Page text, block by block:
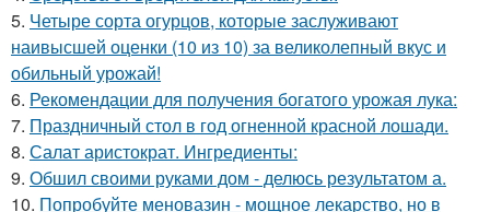
5. Четыре сорта огурцов, которые заслуживают
наивысшей оценки (10 из 10) за великолепный вкус и
обильный урожай!
6. Рекомендации для получения богатого урожая лука:
7. Праздничный стол в год огненной красной лошади.
8. Салат аристократ. Ингредиенты:
9. Обшил своими руками дом - делюсь результатом а.
10. Попробуйте меновазин - мощное лекарство, но в